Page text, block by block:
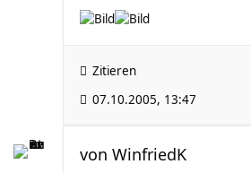
Zitieren
07.10.2005, 13:47
von WinfriedK